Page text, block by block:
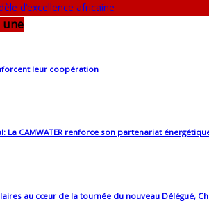
d’excellence africaine
une
leur coopération
CAMWATER renforce son partenariat
au cœur de la tournée du nouveau Délégué,